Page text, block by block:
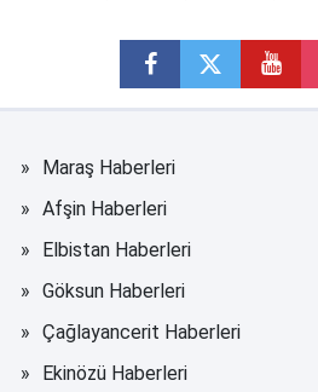
Maraş Haberleri
Afşin Haberleri
Elbistan Haberleri
Göksun Haberleri
Çağlayancerit Haberleri
Ekinözü Haberleri